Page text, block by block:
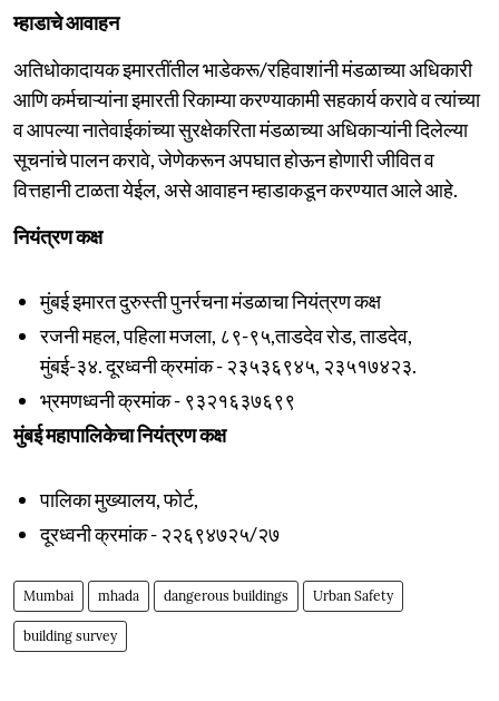
म्हाडाचे आवाहन
अतिधोकादायक इमारतींतील भाडेकरू/रहिवाशांनी मंडळाच्या अधिकारी
आणि कर्मचाऱ्यांना इमारती रिकाम्या करण्याकामी सहकार्य करावे व त्यांच्या
व आपल्या नातेवाईकांच्या सुरक्षेकरिता मंडळाच्या अधिकाऱ्यांनी दिलेल्या
सूचनांचे पालन करावे, जेणेकरून अपघात होऊन होणारी जीवित व
वित्तहानी टाळता येईल, असे आ‌वाहन म्हाडाकडून करण्यात आले आहे.
नियंत्रण कक्ष
मुंबई इमारत दुरुस्ती पुनर्रचना मंडळाचा नियंत्रण कक्ष
रजनी महल, पहिला मजला, ८९-९५,ताडदेव रोड, ताडदेव,
मुंबई-३४. दूरध्वनी क्रमांक - २३५३६९४५, २३५१७४२३.
भ्रमणध्वनी क्रमांक - ९३२१६३७६९९
मुंबई महापालिकेचा नियंत्रण कक्ष
पालिका मुख्यालय, फोर्ट,
दूरध्वनी क्रमांक - २२६९४७२५/२७
Mumbai mhada dangerous buildings Urban Safety
building survey